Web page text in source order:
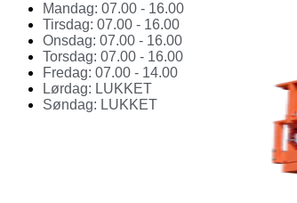
Mandag: 07.00 - 16.00
Tirsdag: 07.00 - 16.00
Onsdag: 07.00 - 16.00
Torsdag: 07.00 - 16.00
Fredag: 07.00 - 14.00
Lørdag: LUKKET
Søndag: LUKKET